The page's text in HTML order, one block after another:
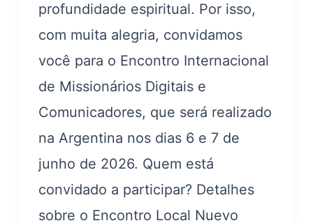
profundidade espiritual. Por isso,
com muita alegria, convidamos
você para o Encontro Internacional
de Missionários Digitais e
Comunicadores, que será realizado
na Argentina nos dias 6 e 7 de
junho de 2026. Quem está
convidado a participar? Detalhes
sobre o Encontro Local Nuevo